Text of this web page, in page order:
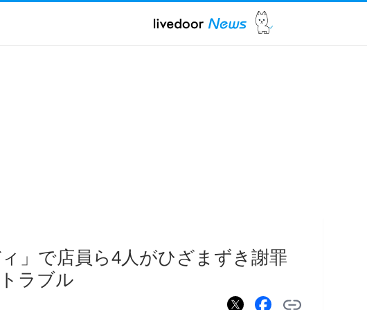
」で店員ら4人がひざまずき謝罪
ラブル